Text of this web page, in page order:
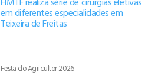
em diferentes especialidades em
Teixeira de Freitas
Festa do Agricultor 2026